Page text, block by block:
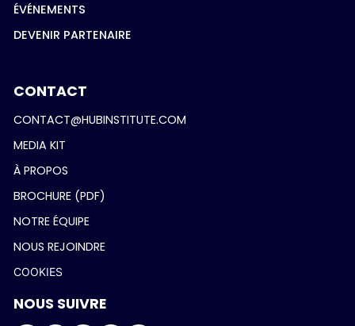
ÉVÉNEMENTS
DEVENIR PARTENAIRE
CONTACT
CONTACT@HUBINSTITUTE.COM
MEDIA KIT
À PROPOS
BROCHURE (PDF)
NOTRE ÉQUIPE
NOUS REJOINDRE
COOKIES
NOUS SUIVRE